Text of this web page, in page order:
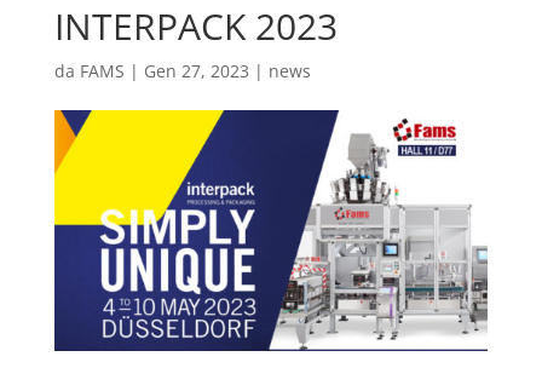
INTERPACK 2023
da FAMS | Gen 27, 2023 | news